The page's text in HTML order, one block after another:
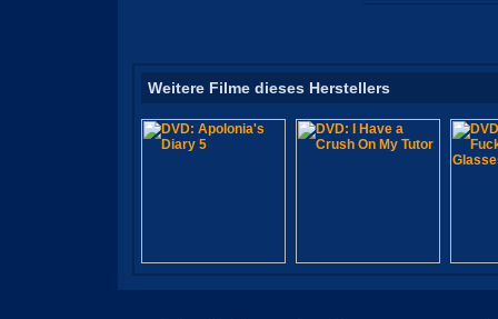
Weitere Filme dieses Herstellers